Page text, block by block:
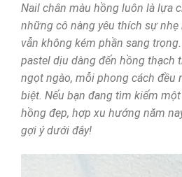
Nail chân màu hồng luôn là lựa
những cô nàng yêu thích sự
vẫn không kém phần sang
pastel dịu dàng đến hồng thạch
ngọt ngào, mỗi phong cách đều
biệt. Nếu bạn đang tìm kiếm
hồng đẹp, hợp xu hướng năm
gợi ý dưới đây!